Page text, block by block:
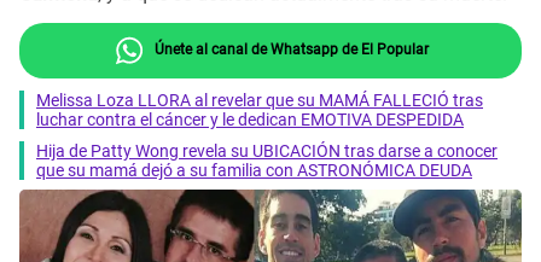
Únete al canal de Whatsapp de El Popular
Melissa Loza LLORA al revelar que su MAMÁ FALLECIÓ tras
luchar contra el cáncer y le dedican EMOTIVA DESPEDIDA
Hija de Patty Wong revela su UBICACIÓN tras darse a conocer
que su mamá dejó a su familia con ASTRONÓMICA DEUDA